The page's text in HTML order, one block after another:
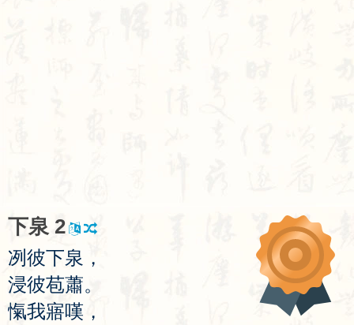
下泉 2
冽彼下泉 ，
浸彼苞蕭。
愾我寤嘆 ，